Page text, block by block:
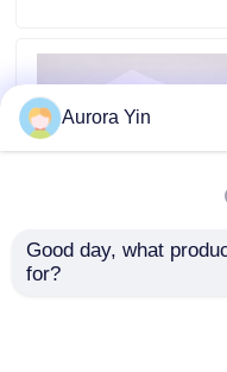
Kontakt mit uns
Neuigkeiten
Riesige
Positions-
Kopierpapier-
Aurora Yin
Good day, what
for?